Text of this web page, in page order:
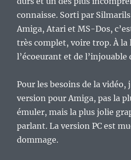
connaisse. Sorti par
Amiga, Atari et MS-Dos,
très complet, voire trop. À la
l’écoeurant et de
Pour les besoins de la vidéo,
version pour Amiga, pas la
émuler, mais la plus jolie
parlant. La version PC est
dommage.